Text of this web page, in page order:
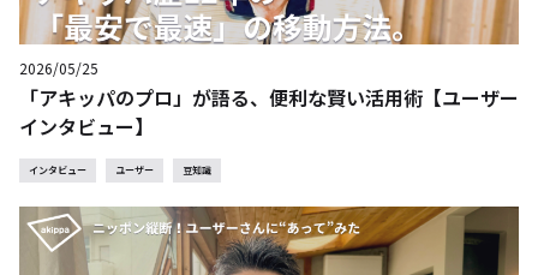
2026/05/25
「アキッパのプロ」が語る、便利な賢い活用術【ユーザー
インタビュー】
インタビュー ユーザー 豆知識